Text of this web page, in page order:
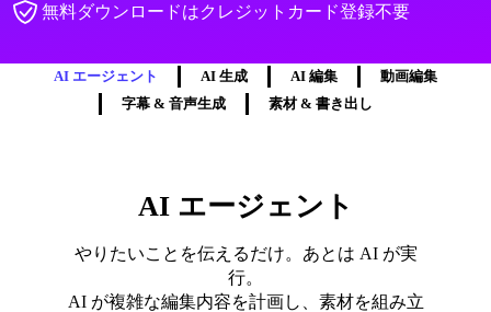
無料ダウンロードはクレジットカード登録不要
AI エージェント AI 生成 AI 編集
動画編集
字幕 & 音声生成
素材 & 書き出し
AI エージェント
やりたいことを伝えるだけ。あとは AI が実
行。
AI が複雑な編集内容を計画し、素材を組み立